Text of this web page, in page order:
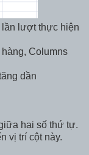
lần lượt thực hiện
Columns
dần
hai số thứ tự.
vị trí cột này.